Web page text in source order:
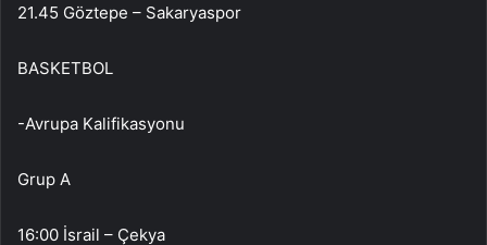
21.45 Göztepe – Sakaryaspor
BASKETBOL
-Avrupa Kalifikasyonu
Grup A
16:00 İsrail – Çekya